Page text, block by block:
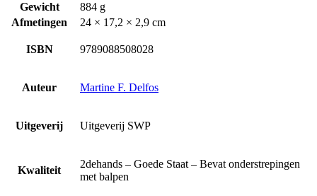
Gewicht
884 g
Afmetingen
24 × 17,2 × 2,9 cm
ISBN 9789088508028
Auteur Martine F. Delfos
Uitgeverij Uitgeverij SWP
Kwaliteit
2dehands – Goede Staat – Bevat onderstrepingen
met balpen